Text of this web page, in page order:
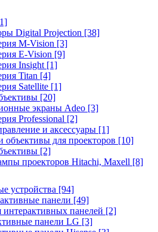
Digital Projection [38]
M-Vision [3]
E-Vision [9]
Insight [1]
Titan [4]
Satellite [1]
[20]
экраны Adeo [3]
Professional [2]
и аксессуары [1]
для проекторов [10]
[2]
проекторов Hitachi, Maxell [8]
устройства [94]
панели [49]
интерактивных панелей [2]
панели LG [3]